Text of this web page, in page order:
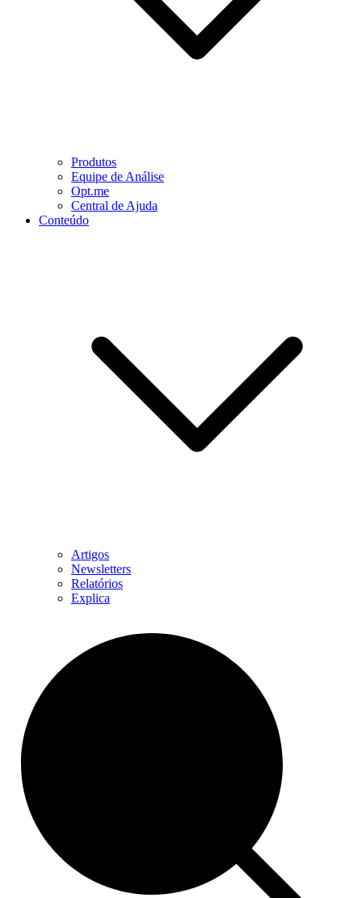
Produtos
Equipe de Análise
Opt.me
Central de Ajuda
Conteúdo
Artigos
Newsletters
Relatórios
Explica